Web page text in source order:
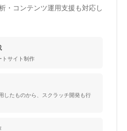
・コンテンツ運用支援も対応し
トサイト制作
したものから、スクラッチ開発も行